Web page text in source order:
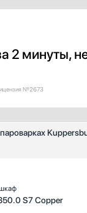
2 минуты,
№2673
S7 Copper